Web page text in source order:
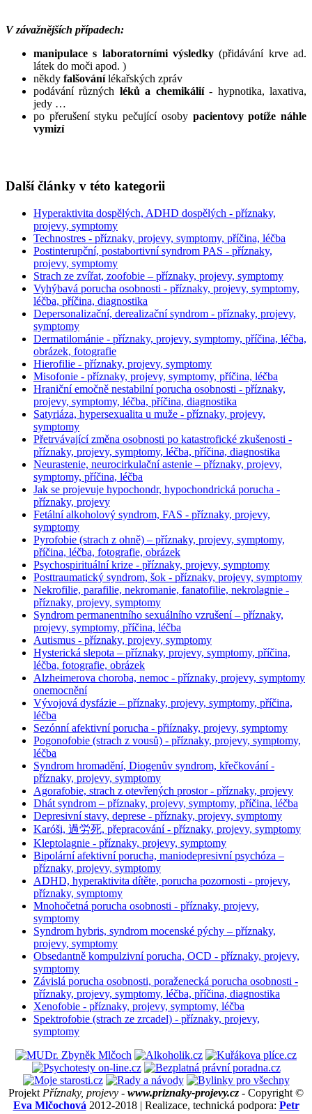
V závažnějších případech:
manipulace s laboratorními výsledky(přidávání krve ad.
látek do moči apod. )
někdy falšovánílékařských zpráv
podávání různých léků a chemikálií- hypnotika, laxativa,
jedy …
po přerušení styku pečující osoby pacientovy potíže náhle
vymizí
Další články v této kategorii
Hyperaktivita dospělých, ADHD dospělých - příznaky,
projevy, symptomy
Technostres - příznaky, projevy, symptomy, příčina, léčba
Postinterupční, postabortivní syndrom PAS - příznaky,
projevy, symptomy
Strach ze zvířat, zoofobie – příznaky, projevy, symptomy
Vyhýbavá porucha osobnosti - příznaky, projevy, symptomy,
léčba, příčina, diagnostika
Depersonalizační, derealizační syndrom - příznaky, projevy,
symptomy
Dermatilománie - příznaky, projevy, symptomy, příčina, léčba,
obrázek, fotografie
Hierofilie - příznaky, projevy, symptomy
Misofonie - příznaky, projevy, symptomy, příčina, léčba
Hraniční emočně nestabilní porucha osobnosti - příznaky,
projevy, symptomy, léčba, příčina, diagnostika
Satyriáza, hypersexualita u muže - příznaky, projevy,
symptomy
Přetrvávající změna osobnosti po katastrofické zkušenosti -
příznaky, projevy, symptomy, léčba, příčina, diagnostika
Neurastenie, neurocirkulační astenie – příznaky, projevy,
symptomy, příčina, léčba
Jak se projevuje hypochondr, hypochondrická porucha -
příznaky, projevy
Fetální alkoholový syndrom, FAS - příznaky, projevy,
symptomy
Pyrofobie (strach z ohně) – příznaky, projevy, symptomy,
příčina, léčba, fotografie, obrázek
Psychospirituální krize - příznaky, projevy, symptomy
Posttraumatický syndrom, šok - příznaky, projevy, symptomy
Nekrofilie, parafilie, nekromanie, fanatofilie, nekrolagnie -
příznaky, projevy, symptomy
Syndrom permanentního sexuálního vzrušení – příznaky,
projevy, symptomy, příčina, léčba
Autismus - příznaky, projevy, symptomy
Hysterická slepota – příznaky, projevy, symptomy, příčina,
léčba, fotografie, obrázek
Alzheimerova choroba, nemoc - příznaky, projevy, symptomy
onemocnění
Vývojová dysfázie – příznaky, projevy, symptomy, příčina,
léčba
Sezónní afektivní porucha - přiíznaky, projevy, symptomy
Pogonofobie (strach z vousů) - příznaky, projevy, symptomy,
léčba
Syndrom hromadění, Diogenův syndrom, křečkování -
příznaky, projevy, symptomy
Agorafobie, strach z otevřených prostor - příznaky, projevy
Dhát syndrom – příznaky, projevy, symptomy, příčina, léčba
Depresivní stavy, deprese - příznaky, projevy, symptomy
Karóši, 過労死, přepracování - příznaky, projevy, symptomy
Kleptolagnie - příznaky, projevy, symptomy
Bipolární afektivní porucha, maniodepresivní psychóza –
příznaky, projevy, symptomy
ADHD, hyperaktivita dítěte, porucha pozornosti - projevy,
příznaky, symptomy
Mnohočetná porucha osobnosti - příznaky, projevy,
symptomy
Syndrom hybris, syndrom mocenské pýchy – příznaky,
projevy, symptomy
Obsedantně kompulzivní porucha, OCD - příznaky, projevy,
symptomy
Závislá porucha osobnosti, poraženecká porucha osobnosti -
příznaky, projevy, symptomy, léčba, příčina, diagnostika
Xenofobie - příznaky, projevy, symptomy, léčba
Spektrofobie (strach ze zrcadel) - příznaky, projevy,
symptomy
Projekt Příznaky, projevy - www.priznaky-projevy.cz - Copyright ©
Eva Mlčochová 2012-2018 | Realizace, technická podpora: Petr